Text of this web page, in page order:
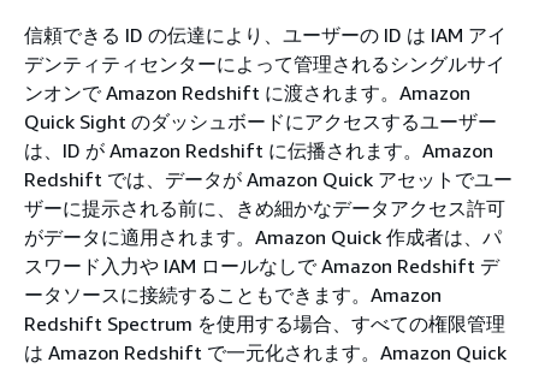
信頼できる ID の伝達により、ユーザーの ID は IAM アイ
デンティティセンターによって管理されるシングルサイ
ンオンで Amazon Redshift に渡されます。Amazon
Quick Sight のダッシュボードにアクセスするユーザー
は、ID が Amazon Redshift に伝播されます。Amazon
Redshift では、データが Amazon Quick アセットでユー
ザーに提示される前に、きめ細かなデータアクセス許可
がデータに適用されます。Amazon Quick 作成者は、パ
スワード入力や IAM ロールなしで Amazon Redshift デ
ータソースに接続することもできます。Amazon
Redshift Spectrum を使用する場合、すべての権限管理
は Amazon Redshift で一元化されます。Amazon Quick